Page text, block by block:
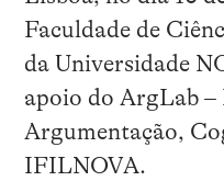
Faculdade de
da Universidade
apoio do ArgLab
Argumentação,
IFILNOVA.